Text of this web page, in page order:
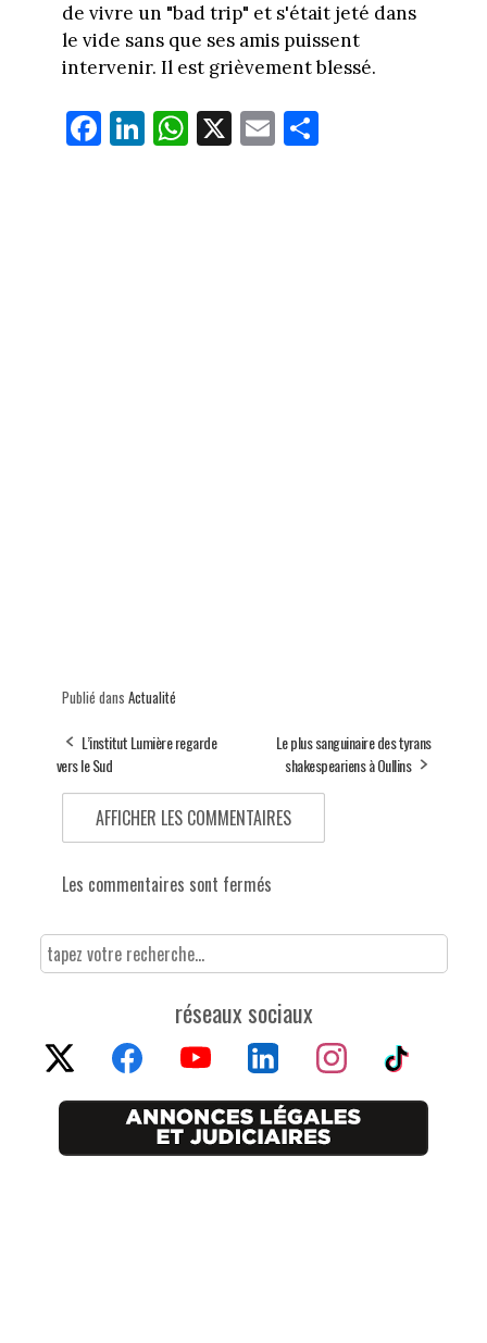
de vivre un "bad trip" et s'était jeté dans
le vide sans que ses amis puissent
intervenir. Il est grièvement blessé.
Fa
ce
Li
nk
W
ha
X E
m
Pa
rt
Publié dans Actualité
L’institut Lumière regarde
vers le Sud
Le plus sanguinaire des tyrans
shakespeariens à Oullins
AFFICHER LES COMMENTAIRES
Les commentaires sont fermés
réseaux sociaux